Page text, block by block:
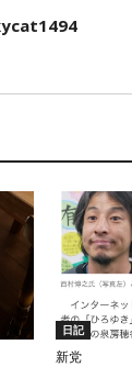
日記
新党